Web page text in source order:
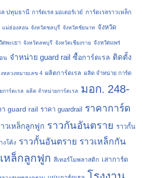
ล ปทุมธานี การ์ดเรล มอเตอร์เวย์ การ์ดเรลราวเหล็ก
แม่ฮ่องสอน จังหวัดชลบุรี จังหวัดชัยนาท จังหวัด
ดพะเยา จังหวัดลพบุรี จังหวัดเชียงราย จังหวัดแพร่
น จำหน่าย guard rail ซื้อการ์ดเรล ติดตั้ง
หลวงหมายเลข 4 ผลิตการ์ดเรล ผลิต จำหน่าย การ์ด
การ์ดเรล ผลิต จำหน่ายการ์ดเรล มอก. 248-
า guard rail ราคา guardrail
ราคาการ์ด
วเหล็กลูกฟูก ราวกันอันตราย ราวกั้น
งโค้ง ราวกั้นอันตราย ราวเหล็กกัน
หล็กลูกฟูก สีเทอร์โมพลาสติก เสาการ์ด